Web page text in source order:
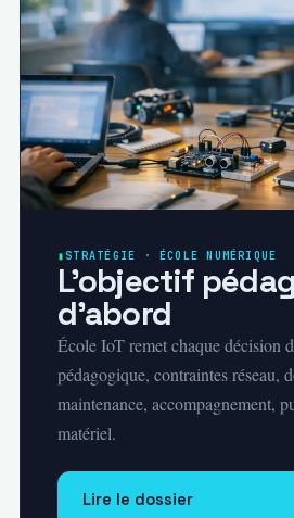
STRATÉGIE · ÉCOLE NUMÉRIQUE
L'objectif
d'abord
École IoT remet chaque décision
pédagogique, contraintes réseau,
maintenance, accompagnement,
matériel.
Lire le dossier